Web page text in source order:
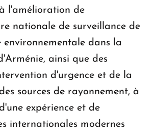
l'amélioration de
nationale de surveillance de
dans la
ainsi que des
d'urgence et de la
sources de rayonnement, à
expérience et de
internationales modernes